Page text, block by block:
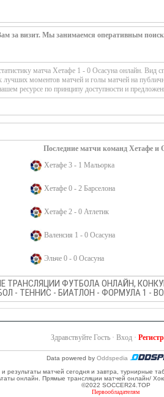
за визит. Мы занимаемся оперативным
матча Хетафе 1 - 0 Осасуна онлайн. Вид
моментов матчей и голы матчей на
ресурсе по принципу доступности и
Последние матчи команд Хетафе и
Хетафе 3 - 1 Мальорка
Хетафе 0 - 2 Барселона
Хетафе 2 - 0 Атлетик
Валенсия 1 - 0 Осасуна
Эльче 0 - 0 Осасуна
ТРАНСЛЯЦИИ ФУТБОЛА ОНЛАЙН,
- ТЕННИС - БИАТЛОН - ФОРМУЛА 1 -
Здравствуйте Гость · Вход ·
Data powered by Oddspedia
результаты матчей сегодня и завтра, турнирные
онлайн. Прямые трансляции матчей онлайн/
©2022 SOCCER24.TOP
Первообладателям